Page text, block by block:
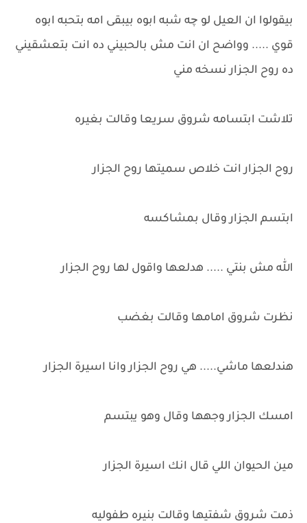
بيقولوا ان العيل لو چه شبه ابوه بيبقى امه بتحبه ابوه
قوي ..... وواضح ان انت مش بالحبيني ده انت بتعشقيني
ده روح الجزار نسخه مني
تلاشت ابتسامه شروق سريعا وقالت بغيره
روح الجزار انت خلاص سميتها روح الجزار
ابتسم الجزار وقال بمشاكسه
الله مش بنتي ..... هدلعها واقول لها روح الجزار
نظرت شروق امامها وقالت بغضب
هندلعها ماشي..... هي روح الجزار وانا اسيرة الجزار
امسك الجزار وجهها وقال وهو يبتسم
مين الحيوان اللي قال انك اسيرة الجزار
ذمت شروق شفتيها وقالت بنيره طفوليه